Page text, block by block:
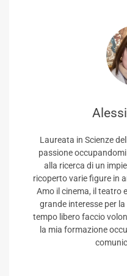
Laureata in Scienze
passione
alla ricerca di un
ricoperto varie figure in
Amo il cinema, il teatro
grande interesse per
tempo libero faccio
la mia formazione